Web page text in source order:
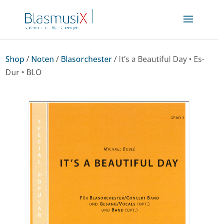
Shop / Noten / Blasorchester/ It’s a Beautiful Day • Es-
Dur • BLO